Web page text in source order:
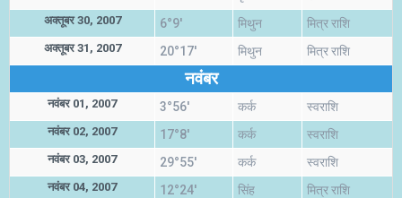
अक्तूबर 30, 2007 6°9' मिथुन मित्र राशि
अक्तूबर 31, 2007 20°17' मिथुन मित्र राशि
नवंबर
नवंबर 01, 2007 3°56' कर्क स्वराशि
नवंबर 02, 2007 17°8' कर्क स्वराशि
नवंबर 03, 2007 29°55' कर्क स्वराशि
नवंबर 04, 2007 12°24' सिंह मित्र राशि